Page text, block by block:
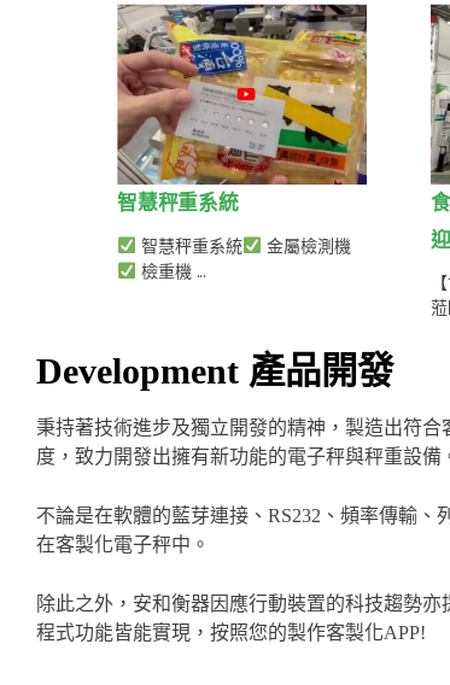
智慧秤重系統
智慧秤重系統 金屬檢測機
檢重機 ...
Development 產品開發
秉持著技術進步及獨立開發的精神，製造出符
度，致力開發出擁有新功能的電子秤與秤重設備
不論是在軟體的藍芽連接、RS232、頻率傳輸
在客製化電子秤中。
除此之外，安和衡器因應行動裝置的科技趨勢
程式功能皆能實現，按照您的製作客製化APP!